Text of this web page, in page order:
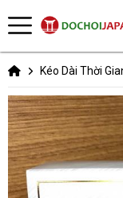
Kéo Dài Thời